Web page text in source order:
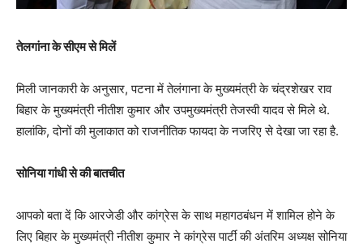
तेलगांना के सीएम से मिलें
मिली जानकारी के अनुसार, पटना में तेलंगाना के मुख्यमंत्री के चंद्रशेखर राव
बिहार के मुख्यमंत्री नीतीश कुमार और उपमुख्यमंत्री तेजस्वी यादव से मिले थे.
हालांकि, दोनों की मुलाकात को राजनीतिक फायदा के नजरिए से देखा जा रहा है.
सोनिया गांधी से की बातचीत
आपको बता दें कि आरजेडी और कांग्रेस के साथ महागठबंधन में शामिल होने के
लिए बिहार के मुख्यमंत्री नीतीश कुमार ने कांग्रेस पार्टी की अंतरिम अध्यक्ष सोनिया